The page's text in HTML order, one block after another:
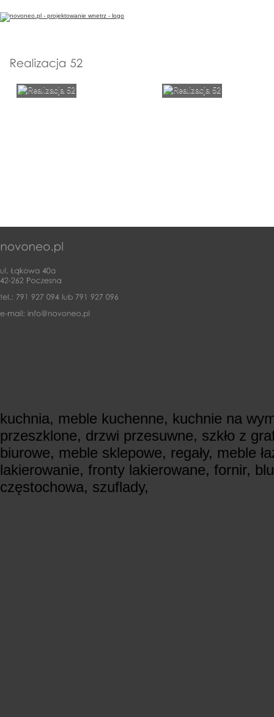
kuchnia, meble kuchenne, kuchnie na
przeszklone, drzwi przesuwne, szkło z
biurowe, meble sklepowe, regały, meble
lakierowanie, fronty lakierowane, fornir,
częstochowa, szuflady,